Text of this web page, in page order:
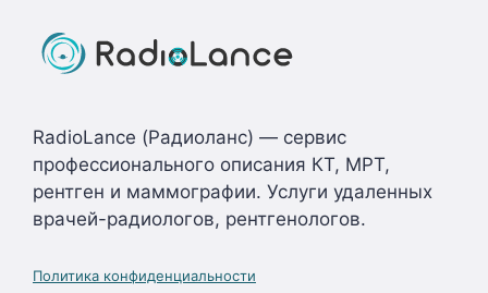
RadioLance (Радиоланс) — сервис
профессионального описания КТ, МРТ,
рентген и маммографии. Услуги удаленных
врачей-радиологов, рентгенологов.
Политика конфиденциальности